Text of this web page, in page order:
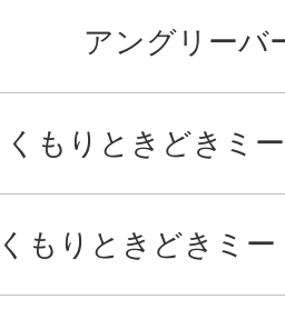
アングリーバ
くもりときどきミ
くもりときどきミ